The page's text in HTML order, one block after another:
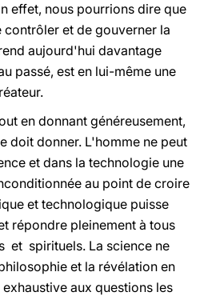
effet, nous pourrions dire que
et de gouverner la
aujourd'hui davantage
passé, est en lui-même une
en donnant généreusement,
doit donner. L'homme ne peut
et dans la technologie une
au point de croire
et technologique puisse
répondre pleinement à tous
et spirituels. La science ne
et la révélation en
aux questions les